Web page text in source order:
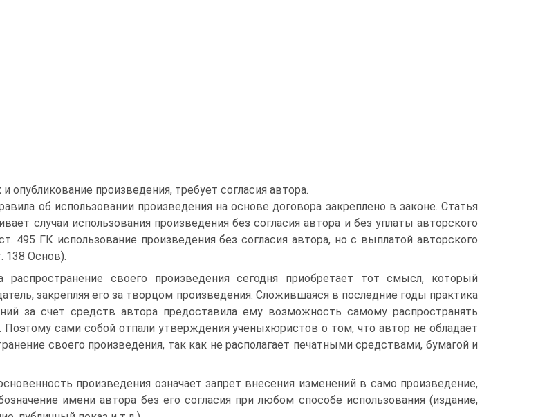
опубликование произведения, требует согласия автора.
об использовании произведения на основе договора закреплено в законе. Статья
случаи использования произведения без согласия автора и без уплаты авторского
495 ГК использование произведения без согласия автора, но с выплатой авторского
138 Основ).
распространение своего произведения сегодня приобретает тот смысл, который
закрепляя его за творцом произведения. Сложившаяся в последние годы практика
за счет средств автора предоставила ему возможность самому распространять
Поэтому сами собой отпали утверждения ученыхюристов о том, что автор не обладает
своего произведения, так как не располагает печатными средствами, бумагой и
произведения означает запрет внесения изменений в само произведение,
имени автора без его согласия при любом способе использования (издание,